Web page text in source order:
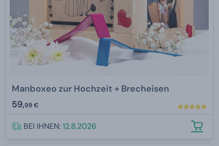
Manboxeo zur Hochzeit + Brecheisen
59,99 €
BEI IHNEN:12.8.2026